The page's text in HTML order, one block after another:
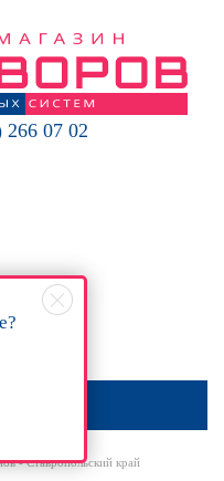
07 02
?
- Ставропольский край